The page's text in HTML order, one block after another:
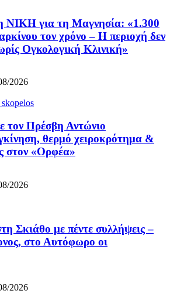
ΝΙΚΗ για τη Μαγνησία: «1.300
τον χρόνο – Η περιοχή δεν
Ογκολογική Κλινική»
2026
τον Πρέσβη Αντώνιο
θερμό χειροκρότημα &
στον «Ορφέα»
2026
Σκιάθο με πέντε συλλήψεις –
στο Αυτόφωρο οι
2026